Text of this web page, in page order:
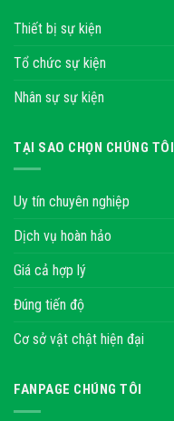
Thiết bị sự kiện
Tổ chức sự kiện
Nhân sự sự kiện
TẠI SAO CHỌN CHÚNG TÔI
Uy tín chuyên nghiệp
Dịch vụ hoàn hảo
Giá cả hợp lý
Đúng tiến độ
Cơ sở vật chật hiện đại
FANPAGE CHÚNG TÔI